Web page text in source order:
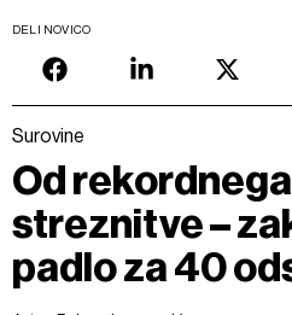
DELI NOVICO
Surovine
Od
streznitve –
padlo za 40